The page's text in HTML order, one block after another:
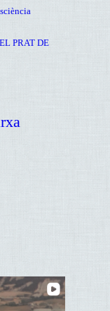
PRAT DE